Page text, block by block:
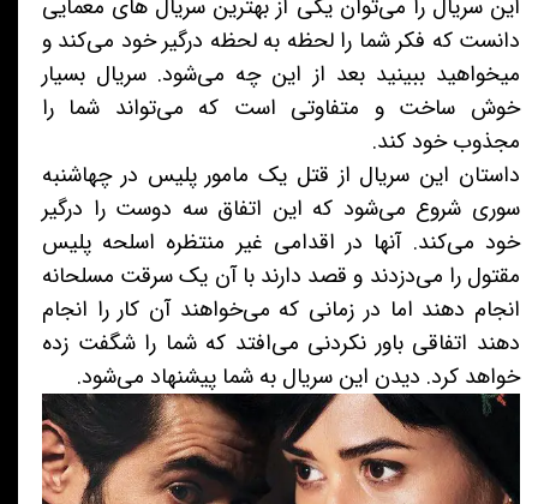
این سریال را می‌توان یکی از بهترین سریال های معمایی
دانست که فکر شما را لحظه به لحظه درگیر خود می‌کند و
میخواهید ببینید بعد از این چه می‌شود. سریال بسیار
خوش ساخت و متفاوتی است که می‌تواند شما را
مجذوب خود کند.
داستان این سریال از قتل یک مامور پلیس در چهاشنبه
سوری شروع می‌شود که این اتفاق سه دوست را درگیر
خود می‌کند. آنها در اقدامی غیر منتظره اسلحه پلیس
مقتول را می‌دزدند و قصد دارند با آن یک سرقت مسلحانه
انجام دهند اما در زمانی که می‌خواهند آن کار را انجام
دهند اتفاقی باور نکردنی می‌افتد که شما را شگفت زده
خواهد کرد. دیدن این سریال به شما پیشنهاد می‌شود.